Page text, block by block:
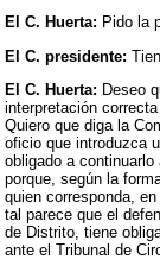
El C. Huerta: Pido la
El C. presidente:
El C. Huerta: Deseo
interpretación
Quiero que diga la
oficio que introduzca
obligado a
porque, según la
quien corresponda,
tal parece que el
de Distrito, tiene
ante el Tribunal de